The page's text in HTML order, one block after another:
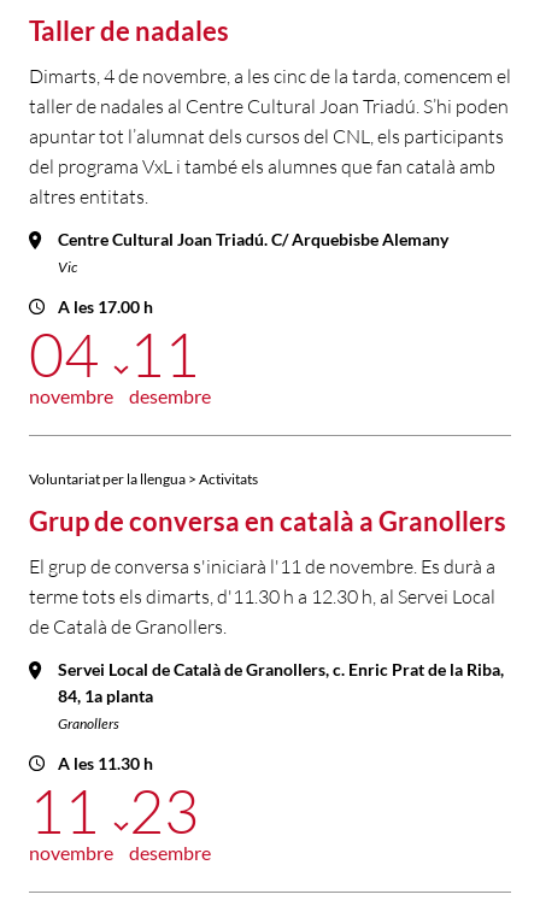
Taller de nadales
Dimarts, 4 de novembre, a les cinc de la tarda, comencem el
taller de nadales al Centre Cultural Joan Triadú. S’hi poden
apuntar tot l’alumnat dels cursos del CNL, els participants
del programa VxL i també els alumnes que fan català amb
altres entitats.
Centre Cultural Joan Triadú. C/ Arquebisbe Alemany
Vic
A les 17.00 h
04
novembre
11
desembre
Voluntariat per la llengua > Activitats
Grup de conversa en català a Granollers
El grup de conversa s'iniciarà l'11 de novembre. Es durà a
terme tots els dimarts, d'11.30 h a 12.30 h, al Servei Local
de Català de Granollers.
Servei Local de Català de Granollers, c. Enric Prat de la Riba,
84, 1a planta
Granollers
A les 11.30 h
11
novembre
23
desembre